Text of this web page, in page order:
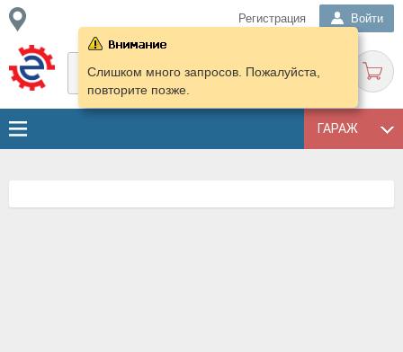
Регистрация Войти
ГАРАЖ
Слишком много запросов. Пожалуйста,
повторите позже.